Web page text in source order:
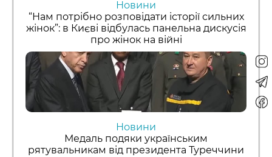
Новини
“Нам потрібно розповідати історії сильних
жінок”: в Києві відбулась панельна дискусія
про жінок на війні
Новини
Медаль подяки українським
рятувальникам від президента Туреччини